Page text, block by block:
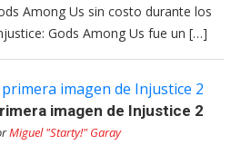
Among Us sin costo durante los
Gods Among Us fue un […]
imagen de Injustice 2
Miguel "Starty!" Garay